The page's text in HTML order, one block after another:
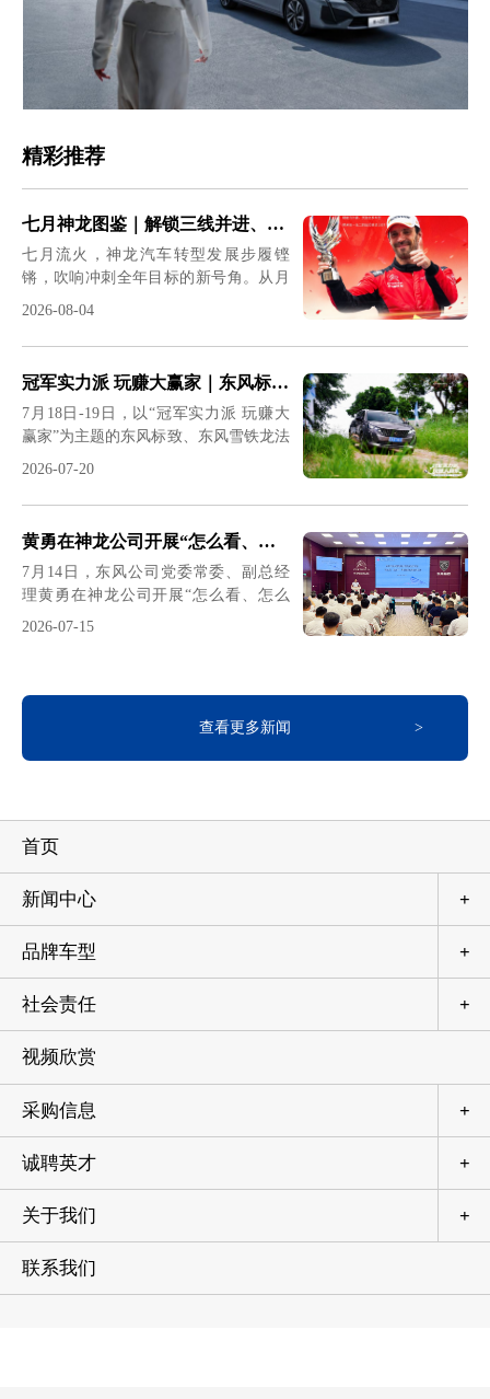
精彩推荐
七月神龙图鉴｜解锁三线并进、稳步突围的奋进惊喜
七月流火，神龙汽车转型发展步履铿
锵，吹响冲刺全年目标的新号角。从月
初营销冲锋到年中战略定调；从赛场荣
——这个7月，神龙汽车以战略定力、
市场战力、品牌温度三条主线，按下
了“神龙复兴三年行动”的加速键。
&nbsp;7月1日｜冲锋号吹响&nbsp;营销
宣贯会拉开下半年序幕7月首日，公司
营销总部召开7月营销策略与商务行动
海涛携核心团队与全国经销商共同吹响
下半年冲锋号角。会议号召，全体营销
团队与广大经销商坚定信心、奔赴新
程。以战略定力锚定航向、以执
2026-08-04
冠军实力派 玩赚大赢家｜东风标致、东风雪铁龙法系驾控体验营燃动六城
7月18日-19日，以“冠军实力派 玩赚大
赢家”为主题的东风标致、东风雪铁龙法
市，集硬核驾控测试、户外生活体验、
本次活动以沉浸式全场景试驾为核心，
搭配各地特色互动体验、车型静态品
鉴，叠加七月专属宠粉购车政策，让到
场用户全方位感受法系车独有的冠军级
场景，东风雪铁龙新款凡尔赛
2026-07-20
黄勇在神龙公司开展“怎么看、怎么干”专题形势任务教育宣讲
7月14日，东风公司党委常委、副总经
理黄勇在神龙公司开展“怎么看、怎么
干”专题形势任务教育宣讲。黄勇指出，
直面问题、破解难题。要增强全员全力
以赴打赢的使命感和责任感，同呼吸共
命运，坚定信心打赢“十五五”开局之
么看、怎么干”，系统剖析行业大势与企
业攻坚形势。黄勇指出，公司“十四
五”转型成效正在显现，团队血性和攻坚
斗志持续回归。“十五五”是行
2026-07-15
查看更多新闻
首页
+
新闻中心
+
品牌车型
+
社会责任
视频欣赏
+
采购信息
+
诚聘英才
+
关于我们
联系我们